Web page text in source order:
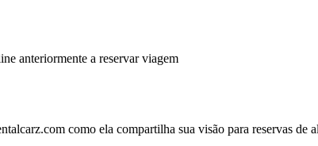
anteriormente a reservar viagem
como ela compartilha sua visão para reservas de